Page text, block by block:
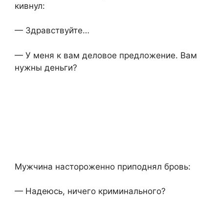
кивнул:
— Здравствуйте…
— У меня к вам деловое предложение. Вам
нужны деньги?
Мужчина настороженно приподнял бровь:
— Надеюсь, ничего криминального?